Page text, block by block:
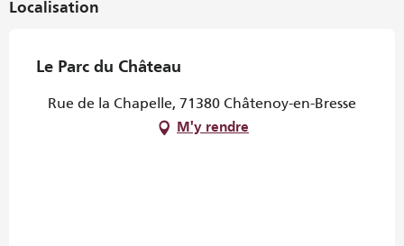
Localisation
Le Parc du Château
Rue de la Chapelle, 71380 Châtenoy-en-Bresse
M'y rendre